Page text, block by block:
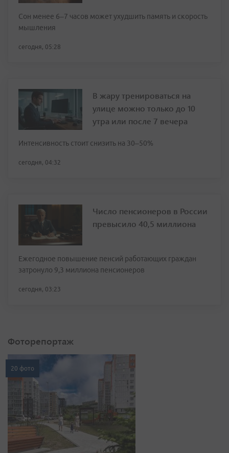
Сон менее 6–7 часов может ухудшить память и скорость
мышления
сегодня, 05:28
В жару тренироваться на
улице можно только до 10
утра или после 7 вечера
Интенсивность стоит снизить на 30–50%
сегодня, 04:32
Число пенсионеров в России
превысило 40,5 миллиона
Ежегодное повышение пенсий работающих граждан
затронуло 9,3 миллиона пенсионеров
сегодня, 03:23
Фоторепортаж
20 фото